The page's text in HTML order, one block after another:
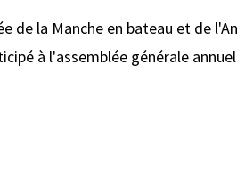
de la Manche en bateau et de
à l'assemblée générale